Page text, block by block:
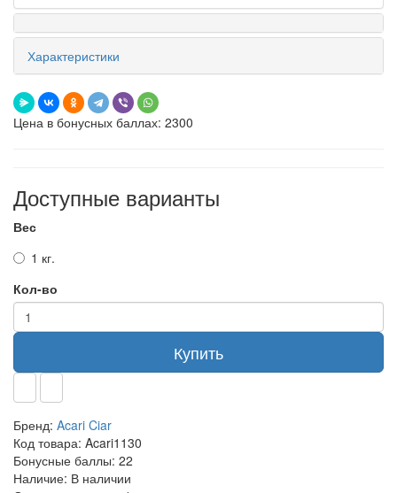
Характеристики
Цена в бонусных баллах: 2300
Доступные варианты
Вес
1 кг.
Кол-во
Купить
Бренд: Acari Ciar
Код товара: Acari1130
Бонусные баллы: 22
Наличие: В наличии